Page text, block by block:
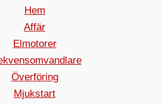
Hem
Affär
Elmotorer
Överföring
Mjukstart